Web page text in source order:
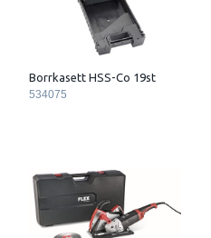
Borrkasett HSS-Co 19st
534075